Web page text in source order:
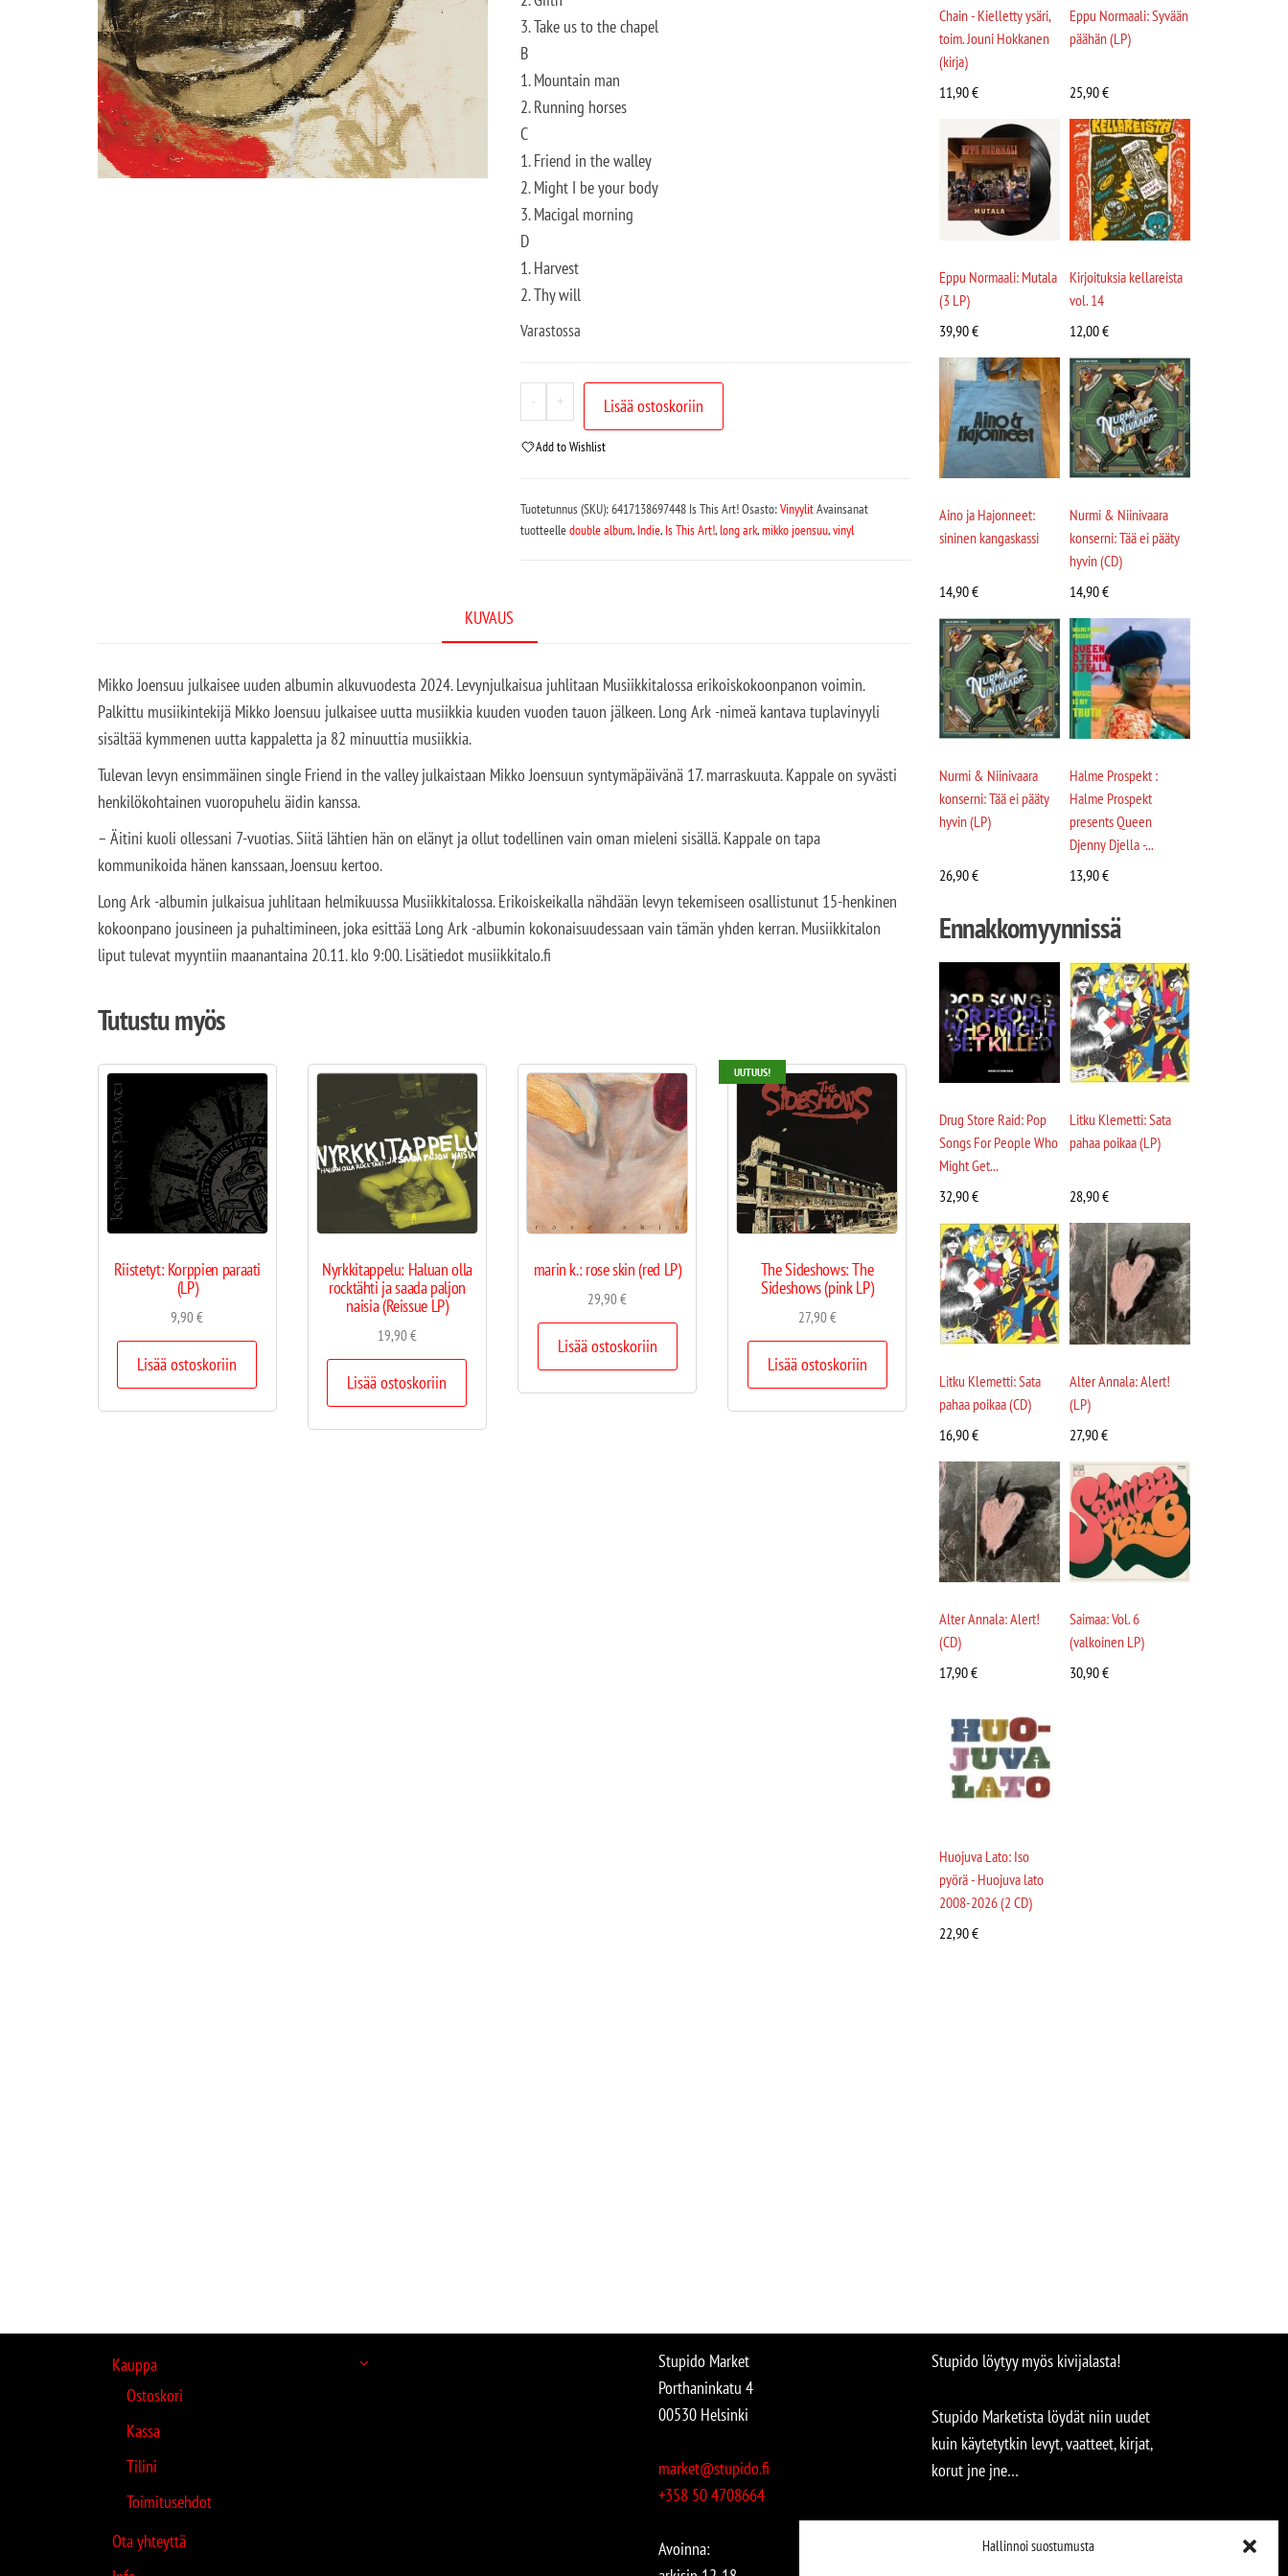
Hallinnoi suostumusta
3. Take us to the chapel
B
1. Mountain man
2. Running horses
C
1. Friend in the walley
2. Might I be your body
3. Macigal morning
D
1. Harvest
2. Thy will
Varastossa
- + Lisää ostoskoriin
Add to Wishlist
Tuotetunnus (SKU):6417138697448 Is This Art!Osasto:VinyylitAvainsanat
tuotteelledouble album, Indie, Is This Art!,long ark,mikko joensuu,vinyl
KUVAUS
Mikko Joensuu julkaisee uuden albumin alkuvuodesta 2024. Levynjulkaisua juhlitaan Musiikkitalossa erikoiskokoonpanon voimin.
Palkittu musiikintekijä Mikko Joensuu julkaisee uutta musiikkia kuuden vuoden tauon jälkeen. Long Ark -nimeä kantava tuplavinyyli
sisältää kymmenen uutta kappaletta ja 82 minuuttia musiikkia.
Tulevan levyn ensimmäinen single Friend in the valley julkaistaan Mikko Joensuun syntymäpäivänä 17. marraskuuta. Kappale on syvästi
henkilökohtainen vuoropuhelu äidin kanssa.
– Äitini kuoli ollessani 7-vuotias. Siitä lähtien hän on elänyt ja ollut todellinen vain oman mieleni sisällä. Kappale on tapa
kommunikoida hänen kanssaan, Joensuu kertoo.
Long Ark -albumin julkaisua juhlitaan helmikuussa Musiikkitalossa. Erikoiskeikalla nähdään levyn tekemiseen osallistunut 15-henkinen
kokoonpano jousineen ja puhaltimineen, joka esittää Long Ark -albumin kokonaisuudessaan vain tämän yhden kerran. Musiikkitalon
liput tulevat myyntiin maanantaina 20.11. klo 9:00. Lisätiedot musiikkitalo.fi
Tutustu myös
Riistetyt: Korppien paraati
(LP)
9,90€
Lisää ostoskoriin
Nyrkkitappelu: Haluan olla
rocktähti ja saada paljon
naisia (Reissue LP)
19,90€
Lisää ostoskoriin
marin k.: rose skin (red LP)
29,90€
Lisää ostoskoriin
UUTUUS!
The Sideshows: The
Sideshows (pink LP)
27,90€
Lisää ostoskoriin
Chain - Kielletty ysäri,
toim. Jouni Hokkanen
(kirja)
11,90€
Eppu Normaali: Syvään
päähän (LP)
25,90€
Eppu Normaali: Mutala
(3 LP)
39,90€
Kirjoituksia kellareista
vol. 14
12,00€
Aino ja Hajonneet:
sininen kangaskassi
14,90€
Nurmi & Niinivaara
konserni: Tää ei pääty
hyvin (CD)
14,90€
Nurmi & Niinivaara
konserni: Tää ei pääty
hyvin (LP)
26,90€
Halme Prospekt :
Halme Prospekt
presents Queen
Djenny Djella -...
13,90€
Ennakkomyynnissä
Drug Store Raid: Pop
Songs For People Who
Might Get...
32,90€
Litku Klemetti: Sata
pahaa poikaa (LP)
28,90€
Litku Klemetti: Sata
pahaa poikaa (CD)
16,90€
Alter Annala: Alert!
(LP)
27,90€
Alter Annala: Alert!
(CD)
17,90€
Saimaa: Vol. 6
(valkoinen LP)
30,90€
Huojuva Lato: Iso
pyörä - Huojuva lato
2008-2026 (2 CD)
22,90€
Kauppa
Ostoskori
Kassa
Tilini
Toimitusehdot
Ota yhteyttä
Stupido Market
Porthaninkatu 4
00530 Helsinki
market@stupido.fi
+358 50 4708664
Avoinna:
Stupido löytyy myös kivijalasta!
Stupido Marketista löydät niin uudet
kuin käytetytkin levyt, vaatteet, kirjat,
korut jne jne…